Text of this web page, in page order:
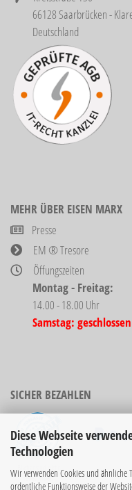
Diese Webseite
Technologien
Wir verwenden Cookies und
ordentliche Funktionsweise der
66128 Saarbrücken -
Deutschland
MEHR ÜBER EISEN MARX
Presse
EM ® Tresore
Öffungszeiten
Montag - Freitag:
14.00 - 18.00 Uhr
Samstag: geschlossen
SICHER BEZAHLEN
Bücher sind nicht
rabattierbar!